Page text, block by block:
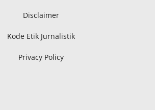
Disclaimer
Kode Etik Jurnalistik
Privacy Policy